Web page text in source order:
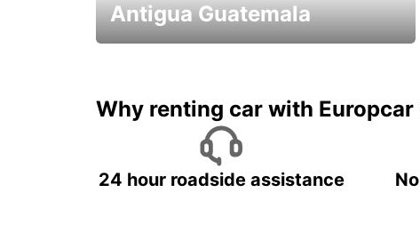
Antigua Guatemala
Why renting car with Europcar
24 hour roadside assistance